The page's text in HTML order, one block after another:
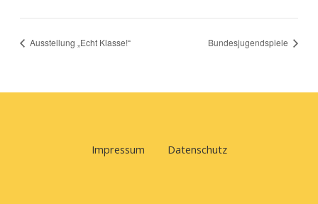
Ausstellung „Echt Klasse!“ Bundesjugendspiele
Impressum Datenschutz